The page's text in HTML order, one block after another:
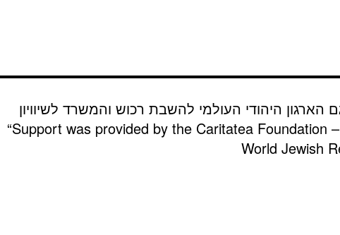
היהודי העולמי להשבת רכוש והמשרד לשיוויון
“Support was provided by the Caritatea
World Jewish